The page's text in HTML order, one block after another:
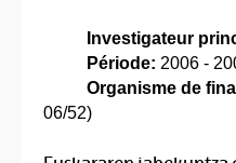
Investigateur
Période: 2006 -
Organisme de
06/52)